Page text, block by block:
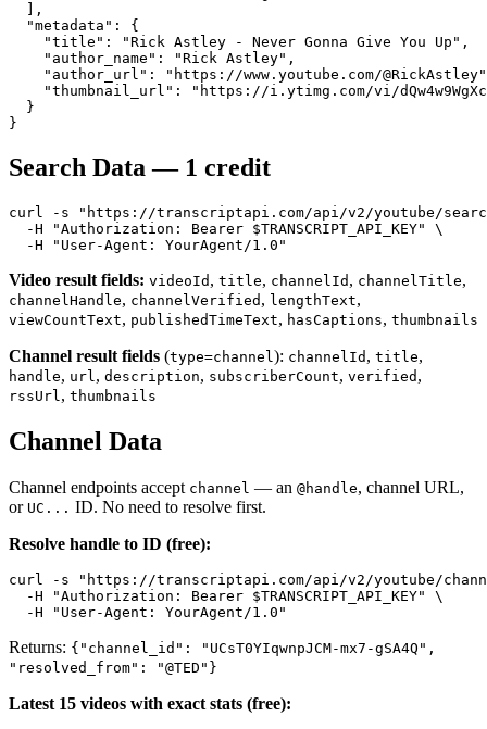
  ],
  "metadata": {
    "title": "Rick Astley - Never Gonna Give You Up",
    "author_name": "Rick Astley",
"author_url": "https://www.youtube.com/
"thumbnail_url": "https://i.ytimg.com/vi/
  }
Search Data — 1 credit
curl -s "https://transcriptapi.com/api/v2/youtube/
  -H "Authorization: Bearer $TRANSCRIPT_API_KEY" \
Video result fields: videoId , title, channelId , channelTitle,
channelHandle, channelVerified , lengthText,
viewCountText, publishedTimeText, hasCaptions, thumbnails
Channel result fields (type=channel ): channelId , title,
handle, url , description, subscriberCount, verified ,
rssUrl , thumbnails
Channel Data
Channel endpoints accept channel — an @handle, channel URL,
or UC... ID. No need to resolve first.
Resolve handle to ID (free):
curl -s "https://transcriptapi.com/api/v2/youtube/
  -H "Authorization: Bearer $TRANSCRIPT_API_KEY" \
Returns: {"channel_id": "UCsT0YIqwnpJCM-mx7-gSA4Q",
"resolved_from": "@TED"}
Latest 15 videos with exact stats (free):